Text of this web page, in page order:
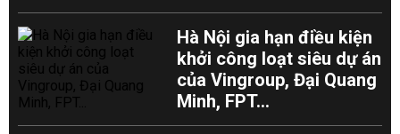
Hà Nội gia hạn điều kiện
khởi công loạt siêu dự án
của Vingroup, Đại Quang
Minh, FPT...